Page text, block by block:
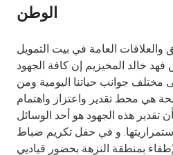
Tools & Services
After Sales Services
Contact us
Branch & ATM locator
الوطن
والعلاقات العامة في بيت التمويل
فهد خالد المخيزيم إن كافة الجهود
مختلف جوانب حياتنا اليومية ومن
هي محط تقدير واعتزاز واهتمام
تقدير هذه الجهود هو أحد الوسائل
و في حفل تكريم ضباط
بمنطقة النزهة بحضور قياديي